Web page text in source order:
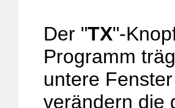
Der "TX"-
Programm
untere
verändern die